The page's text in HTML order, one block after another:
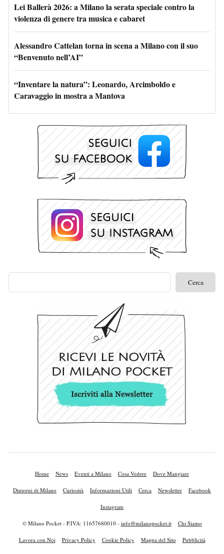
Lei Ballerà 2026: a Milano la serata speciale contro la
violenza di genere tra musica e cabaret
Alessandro Cattelan torna in scena a Milano con il suo
“Benvenuto nell’AI”
“Inventare la natura”: Leonardo, Arcimboldo e
Caravaggio in mostra a Mantova
Home News Eventi a Milano Cosa Vedere Dove Mangiare
Dintorni di Milano Curiosità Informazioni Utili Cerca Newsletter Facebook
Instagram
© Milano Pocket - P.IVA: 11657680010 - info@milanopocket.it Chi Siamo
Lavora con Noi Privacy Policy Cookie Policy Mappa del Sito Pubblicità